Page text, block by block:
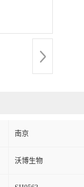
南京
沃博生物